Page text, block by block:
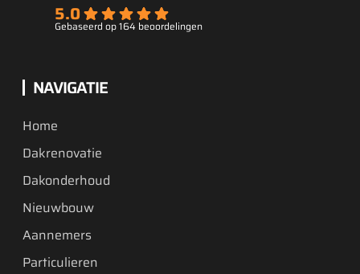
5.0
Gebaseerd op 164 beoordelingen
NAVIGATIE
Home
Dakrenovatie
Dakonderhoud
Nieuwbouw
Aannemers
Particulieren